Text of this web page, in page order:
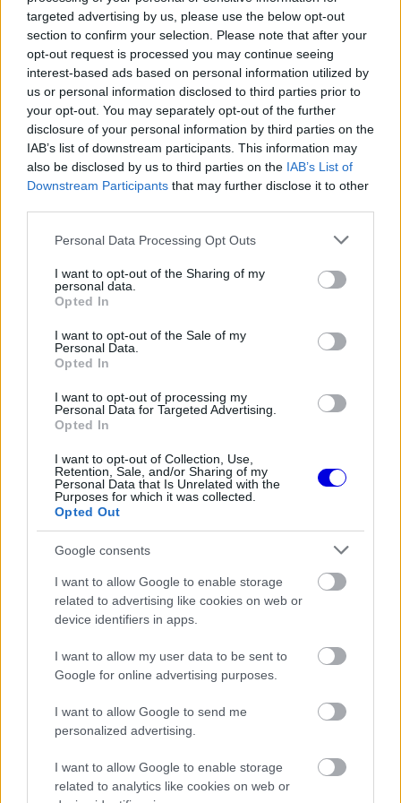
targeted advertising by us, please use the below opt-out
section to confirm your selection. Please note that after your
opt-out request is processed you may continue seeing
interest-based ads based on personal information utilized by
us or personal information disclosed to third parties prior to
your opt-out. You may separately opt-out of the further
disclosure of your personal information by third parties on the
IAB’s list of downstream participants. This information may
also be disclosed by us to third parties on the IAB’s List of
Downstream Participants that may further disclose it to other
Please note that this website/app uses one or more Google
not limited to your visit or usage behaviour. You may click to
grant or deny consent to Google and its third-party tags to
use your data for below specified purposes in below Google
consent section.
Personal Data Processing Opt Outs
I want to opt-out of the Sharing of my
personal data.
Opted In
I want to opt-out of the Sale of my
Personal Data.
Opted In
I want to opt-out of processing my
Personal Data for Targeted Advertising.
Opted In
I want to opt-out of Collection, Use,
Retention, Sale, and/or Sharing of my
Personal Data that Is Unrelated with the
Purposes for which it was collected.
Opted Out
Google consents
I want to allow Google to enable storage
related to advertising like cookies on web or
device identifiers in apps.
I want to allow my user data to be sent to
Google for online advertising purposes.
I want to allow Google to send me
personalized advertising.
I want to allow Google to enable storage
related to analytics like cookies on web or
teljesítményt nyújtva, sokáig a bajnoki címért
küzdve a harmadik lett a bajnokságban.
Minden bizonnyal 2026-ra szintet fog lépni
Molnár, aki a héten pedig a brit Forma-3-as
bajnokságban, a GB3-ban tesztelhetett a
nagynevű Rodin Motorsport csapatával. Ráadásul
második tesztnap első etapjában már a
leggyorsabb is tudott lenni.
Video
This
window.
The media could not be loaded, either because
the server or network failed or because the format
is not supported.
lépcsőfokot a GB3-as bajnokság jelentené, ami
egy kiváló előszobája az FIA F3-as bajnokságnak
vagy a FRECA-nak.
EZEKET IS AJÁNLJUK
FORMA-1
Adrian Newey tiszta vizet öntött a